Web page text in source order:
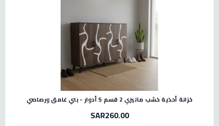
خزانة أحذية خشب ماليزي 2 قسم 5 أدوار - بني غامق ورصاصي
SAR260.00